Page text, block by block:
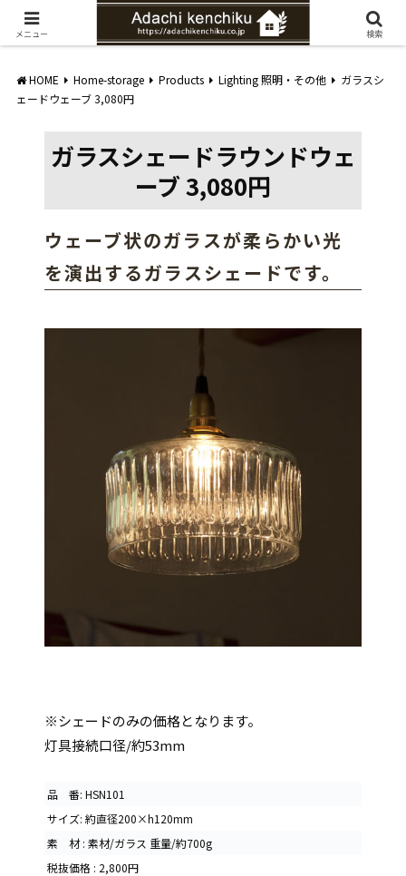
愛知県みよし市の工務店。自然素材を使ったナチュラルな家づくりをご提案
HOME Home-storage Products Lighting 照明・その他
ガラスシ
ェードウェーブ 3,080円
ガラスシェードラウンドウェ
ーブ 3,080円
ウェーブ状のガラスが柔らかい光
を演出するガラスシェードです。
※シェードのみの価格となります。
灯具接続口径/約53mm
品 番: HSN101
サイズ: 約直径200×h120mm
素 材 : 素材/ガラス 重量/約700g
税抜価格 : 2,800円
メニュー 検索